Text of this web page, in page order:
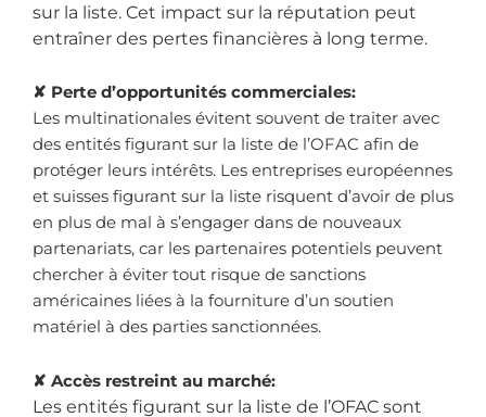
sur la liste. Cet impact sur la réputation peut
entraîner des pertes financières à long terme.
✘ Perte d’opportunités commerciales:
Les multinationales évitent souvent de traiter avec
des entités figurant sur la liste de l’OFAC afin de
protéger leurs intérêts. Les entreprises européennes
et suisses figurant sur la liste risquent d’avoir de plus
en plus de mal à s’engager dans de nouveaux
partenariats, car les partenaires potentiels peuvent
chercher à éviter tout risque de sanctions
américaines liées à la fourniture d’un soutien
matériel à des parties sanctionnées.
✘ Accès restreint au marché:
Les entités figurant sur la liste de l’OFAC sont